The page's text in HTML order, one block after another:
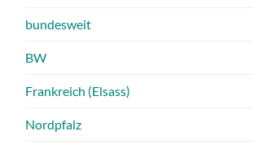
bundesweit
BW
Frankreich (Elsass)
Nordpfalz